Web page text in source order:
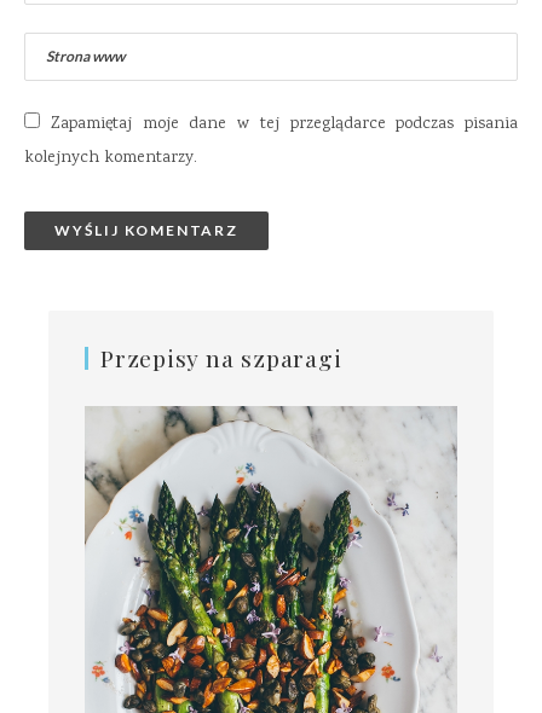
Zapamiętaj moje dane w tej przeglądarce podczas pisania
kolejnych komentarzy.
Przepisy na szparagi